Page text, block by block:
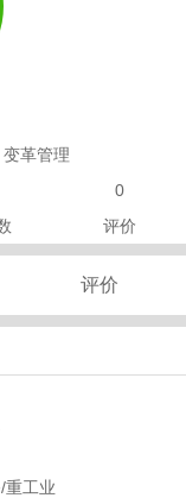
革管理
0
评价
评价
重工业